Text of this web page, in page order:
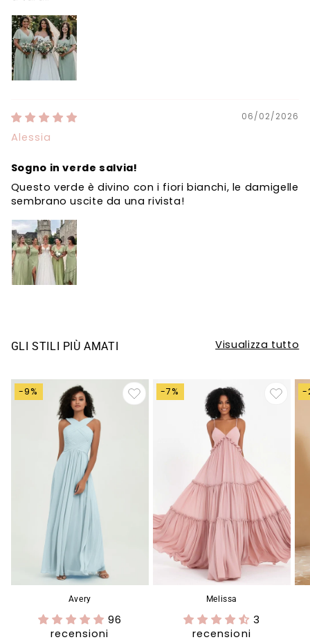
06/02/2026
Alessia
Sogno in verde salvia!
Questo verde è divino con i fiori bianchi, le damigelle
sembrano uscite da una rivista!
GLI STILI PIÙ AMATI Visualizza tutto
-9%
Avery
96
recensioni
-7%
Melissa
3
recensioni
-